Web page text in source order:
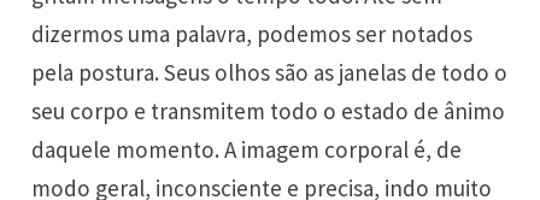
dizermos uma palavra, podemos ser notados
pela postura. Seus olhos são as janelas de todo o
seu corpo e transmitem todo o estado de ânimo
daquele momento. A imagem corporal é, de
modo geral, inconsciente e precisa, indo muito